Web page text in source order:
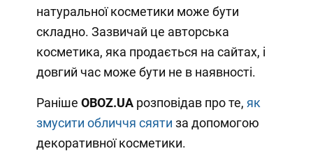
натуральної косметики може бути
складно. Зазвичай це авторська
косметика, яка продається на сайтах, і
довгий час може бути не в наявності.
Раніше OBOZ.UA розповідав про те, як
змусити обличчя сяяти за допомогою
декоративної косметики.